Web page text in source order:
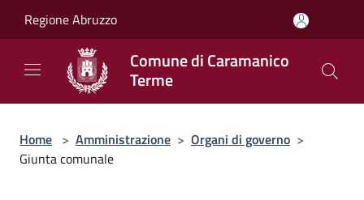
Regione Abruzzo
Comune di Caramanico
Terme
Home > Amministrazione > Organi di governo >
Giunta comunale